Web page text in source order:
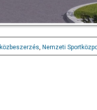
közbeszerzés, Nemzeti